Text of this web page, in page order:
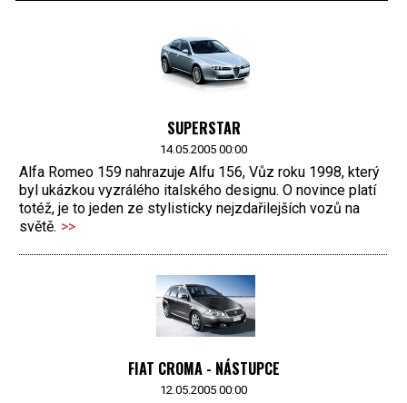
SUPERSTAR
14.05.2005 00:00
Alfa Romeo 159 nahrazuje Alfu 156, Vůz roku 1998, který
byl ukázkou vyzrálého italského designu. O novince platí
totéž, je to jeden ze stylisticky nejzdařilejších vozů na
světě. >>
FIAT CROMA - NÁSTUPCE
12.05.2005 00:00